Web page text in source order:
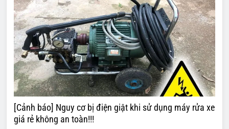
[Cảnh báo] Nguy cơ bị điện giật khi sử dụng máy rửa xe
giá rẻ không an toàn!!!